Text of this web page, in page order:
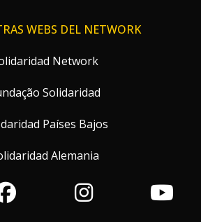
WEBS DEL NETWORK
Network
Solidaridad
Países Bajos
Alemania